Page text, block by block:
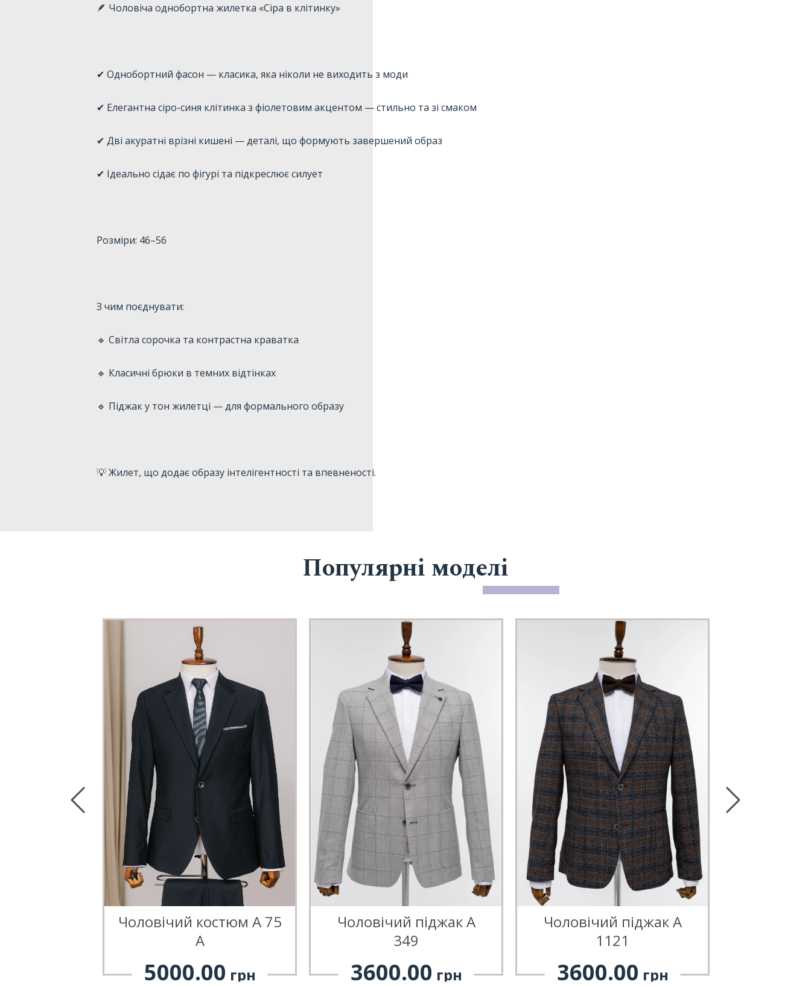
🪶 Чоловіча однобортна жилетка «Сіра в клітинку»
✔ Однобортний фасон — класика, яка ніколи не виходить з моди
✔ Елегантна сіро-синя клітинка з фіолетовим акцентом — стильно та зі смаком
✔ Дві акуратні врізні кишені — деталі, що формують завершений образ
✔ Ідеально сідає по фігурі та підкреслює силует
Розміри: 46–56
З чим поєднувати:
🔹 Світла сорочка та контрастна краватка
🔹 Класичні брюки в темних відтінках
🔹 Піджак у тон жилетці — для формального образу
💡 Жилет, що додає образу інтелігентності та впевненості.
Популярні моделі
Чоловічий костюм А 75
А
5000.00 грн
Чоловічий піджак А
349
3600.00 грн
Чоловічий піджак А
1121
3600.00 грн